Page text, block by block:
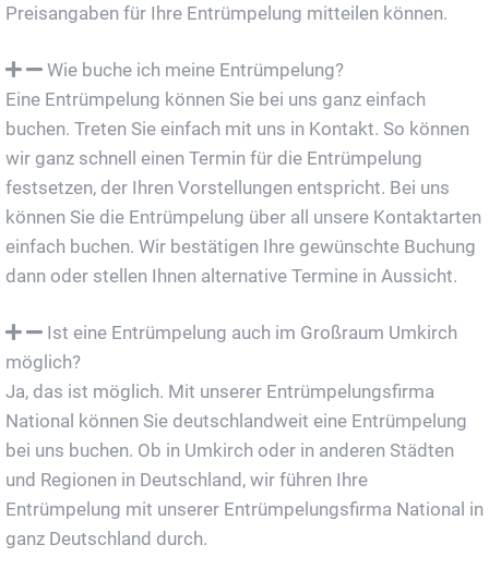
Preisangaben für Ihre Entrümpelung mitteilen können.
Wie buche ich meine Entrümpelung?
Eine Entrümpelung können Sie bei uns ganz einfach
buchen. Treten Sie einfach mit uns in Kontakt. So können
wir ganz schnell einen Termin für die Entrümpelung
festsetzen, der Ihren Vorstellungen entspricht. Bei uns
können Sie die Entrümpelung über all unsere Kontaktarten
einfach buchen. Wir bestätigen Ihre gewünschte Buchung
dann oder stellen Ihnen alternative Termine in Aussicht.
Ist eine Entrümpelung auch im Großraum Umkirch
möglich?
Ja, das ist möglich. Mit unserer Entrümpelungsfirma
National können Sie deutschlandweit eine Entrümpelung
bei uns buchen. Ob in Umkirch oder in anderen Städten
und Regionen in Deutschland, wir führen Ihre
Entrümpelung mit unserer Entrümpelungsfirma National in
ganz Deutschland durch.